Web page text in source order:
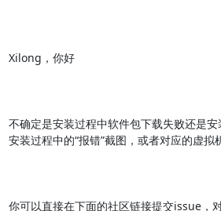
Xilong，你好
不确定是安装过程中软件包下载失败还是
安装过程中的“报错”截图，或者对应的虚
你可以直接在下面的社区链接提交issue，